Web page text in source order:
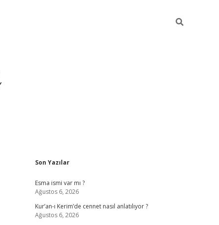
Sidebar
Son Yazılar
Esma ismi var mı ?
Ağustos 6, 2026
Kur’an-ı Kerim’de cennet nasıl anlatılıyor ?
Ağustos 6, 2026